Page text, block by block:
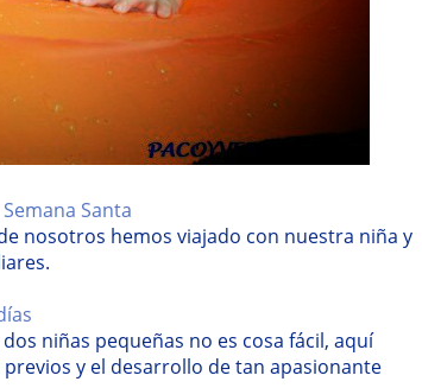
Santa
nosotros hemos viajado con nuestra niña y
niñas pequeñas no es cosa fácil, aquí
y el desarrollo de tan apasionante